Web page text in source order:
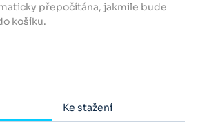
přepočítána, jakmile bude
košíku.
Ke stažení